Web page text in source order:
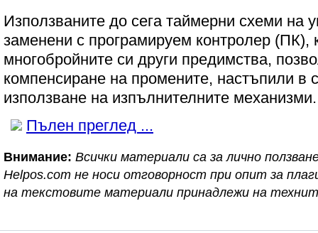
Използваните до сега таймерни схеми на
заменени с програмируем контролер (ПК),
многобройните си други предимства,
компенсиране на промените, настъпили в
използване на изпълнителните механизми.
Пълен преглед ...
Внимание: Всички материали са за лично
Helpos.com не носи отговорност при опит за
на текстовите материали принадлежи на